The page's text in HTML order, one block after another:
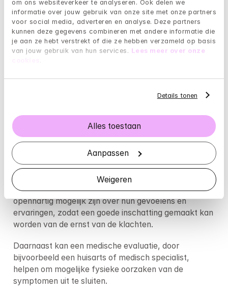
om ons websiteverkeer te analyseren. Ook delen we
informatie over jouw gebruik van onze site met onze partners
voor social media, adverteren en analyse. Deze partners
kunnen deze gegevens combineren met andere informatie die
je aan ze hebt verstrekt of die ze hebben verzameld op basis
van jouw gebruik van hun services. Lees meer over onze
Details tonen
Alles toestaan
Aanpassen
Weigeren
Omgevingsfactoren, zoals stressvolle
levensgebeurtenissen of verlies van een baan,
kunnen ook bijdragen aan de ontwikkeling van een
depressie. Bovendien kunnen persoonlijke factoren,
steun, mannen vatbaarder maken voor depressieve
gediagnosticeerd?
De diagnose van depressie bij mannen begint vaak
met een grondige evaluatie door een psycholoog. Dit
kan bestaan uit vragenlijsten en gesprekken om de
symptomen en hun impact op het dagelijks leven te
beoordelen. Het is belangrijk dat mannen zo
openhartig mogelijk zijn over hun gevoelens en
ervaringen, zodat een goede inschatting gemaakt kan
worden van de ernst van de klachten.
Daarnaast kan een medische evaluatie, door
bijvoorbeeld een huisarts of medisch specialist,
helpen om mogelijke fysieke oorzaken van de
symptomen uit te sluiten.